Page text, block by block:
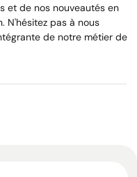
et de nos nouveautés en
N'hésitez pas à nous
de notre métier de